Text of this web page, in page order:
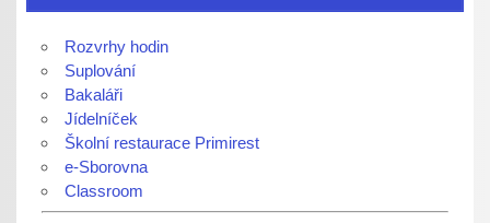
Rozvrhy hodin
Suplování
Bakaláři
Jídelníček
Školní restaurace Primirest
e-Sborovna
Classroom